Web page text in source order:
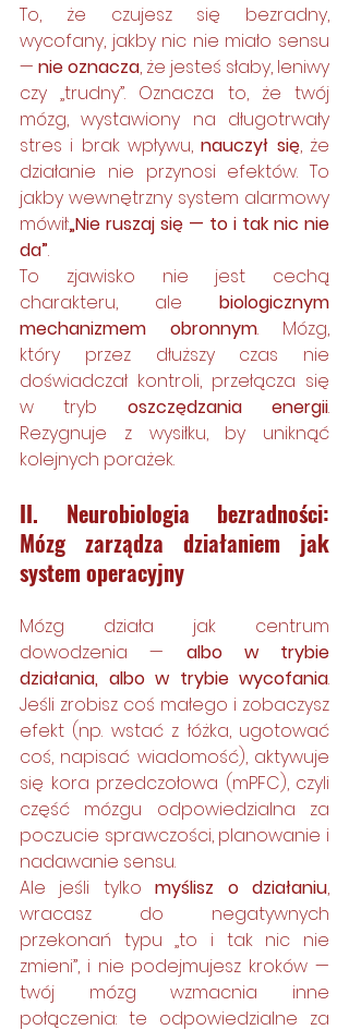
To, że czujesz się bezradny,
wycofany, jakby nic nie miało sensu
— nie oznacza, że jesteś słaby, leniwy
czy „trudny”. Oznacza to, że twój
mózg, wystawiony na długotrwały
stres i brak wpływu, nauczył się, że
działanie nie przynosi efektów. To
jakby wewnętrzny system alarmowy
mówił:„Nie ruszaj się — to i tak nic nie
da”.
To zjawisko nie jest cechą
charakteru, ale biologicznym
mechanizmem obronnym. Mózg,
który przez dłuższy czas nie
doświadczał kontroli, przełącza się
w tryb oszczędzania energii.
Rezygnuje z wysiłku, by uniknąć
kolejnych porażek.
II. Neurobiologia bezradności:
Mózg zarządza działaniem jak
system operacyjny
Mózg działa jak centrum
dowodzenia — albo w trybie
działania, albo w trybie wycofania.
Jeśli zrobisz coś małego i zobaczysz
efekt (np. wstać z łóżka, ugotować
coś, napisać wiadomość), aktywuje
się kora przedczołowa (mPFC), czyli
część mózgu odpowiedzialna za
poczucie sprawczości, planowanie i
nadawanie sensu.
Ale jeśli tylko myślisz o działaniu,
wracasz do negatywnych
przekonań typu „to i tak nic nie
zmieni”, i nie podejmujesz kroków —
twój mózg wzmacnia inne